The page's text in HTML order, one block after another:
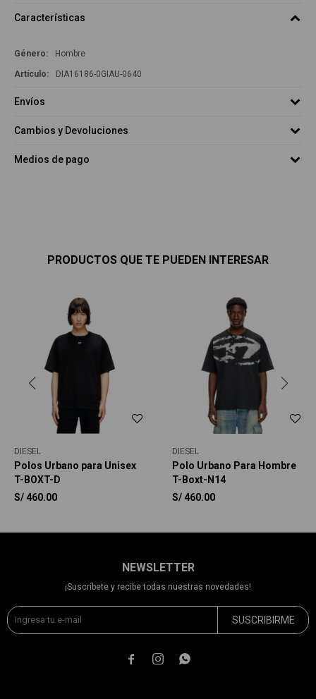
Características
Género Hombre
DIA16186-0GIAU-0640
Envíos
Cambios y Devoluciones
Medios de pago
PRODUCTOS QUE TE PUEDEN INTERESAR
DIESEL
Polos Urbano para Unisex
T-BOXT-D
S/ 460.00
DIESEL
Polo Urbano Para Hombre
T-Boxt-N14
S/ 460.00
NEWSLETTER
¡Suscríbete y recibe todas nuestras novedades!
SUSCRIBIRME
  